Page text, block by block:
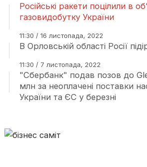
Російські ракети поцілили в
газовидобутку України
11:30 / 16 листопада, 2022
В Орловській області Росії
11:30 / 7 листопада, 2022
"Сбербанк" подав позов до
млн за неоплачені поставки
України та ЄС у березні